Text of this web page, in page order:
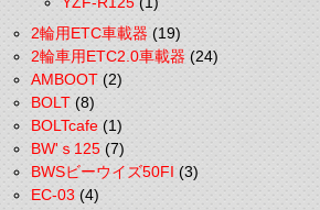
2輪用ETC車載器(19)
2輪車用ETC2.0車載器(24)
AMBOOT(2)
BOLT(8)
BOLTcafe(1)
BW'ｓ125(7)
BWSビーウイズ50FI(3)
EC-03(4)